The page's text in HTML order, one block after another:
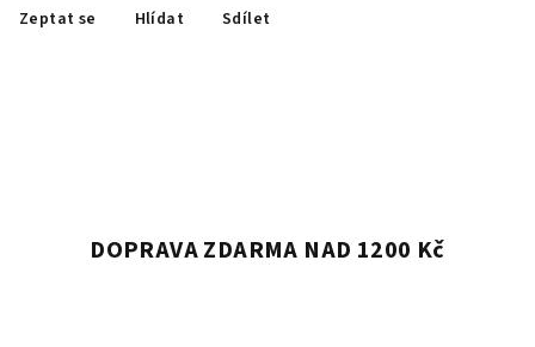
Zeptat se Hlídat Sdílet
DOPRAVA ZDARMA NAD 1200 Kč